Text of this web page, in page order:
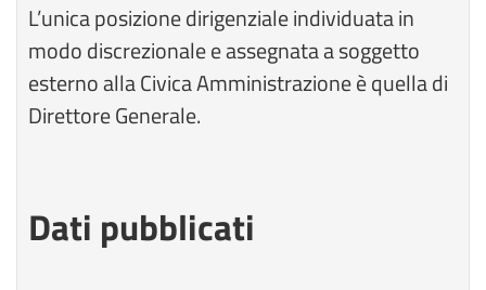
L’unica posizione dirigenziale individuata in
modo discrezionale e assegnata a soggetto
esterno alla Civica Amministrazione è quella di
Direttore Generale.
Dati pubblicati